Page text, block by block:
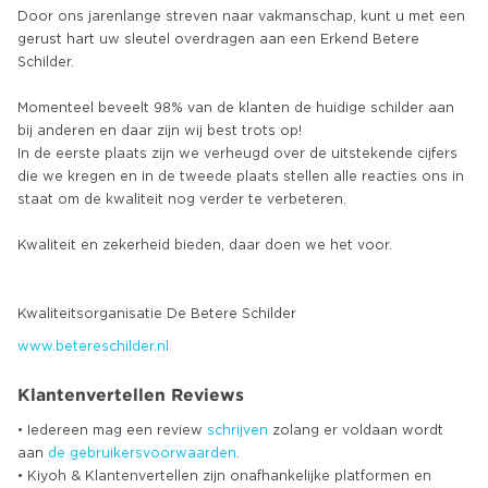
Door ons jarenlange streven naar vakmanschap, kunt u met een
gerust hart uw sleutel overdragen aan een Erkend Betere
Schilder.
Momenteel beveelt 98% van de klanten de huidige schilder aan
bij anderen en daar zijn wij best trots op!
In de eerste plaats zijn we verheugd over de uitstekende cijfers
die we kregen en in de tweede plaats stellen alle reacties ons in
staat om de kwaliteit nog verder te verbeteren.
Kwaliteit en zekerheid bieden, daar doen we het voor.
www.betereschilder.nl
Klantenvertellen Reviews
• Iedereen mag een review schrijven zolang er voldaan wordt
aan de gebruikersvoorwaarden
• Kiyoh & Klantenvertellen zijn onafhankelijke platformen en